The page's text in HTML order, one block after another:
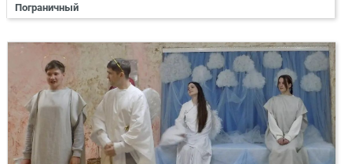
Пограничный